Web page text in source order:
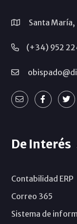
Santa
(+34) 952
De Interés
Contabilidad ERP
Correo 365
Sistema de